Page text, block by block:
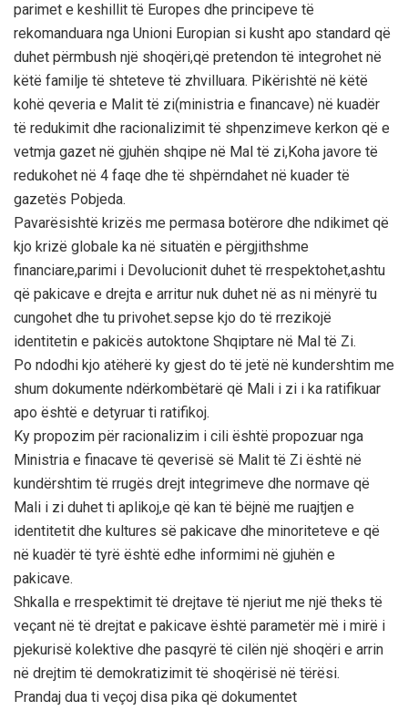
parimet e keshillit të Europes dhe principeve të
rekomanduara nga Unioni Europian si kusht apo standard që
duhet përmbush një shoqëri,që pretendon të integrohet në
këtë familje të shteteve të zhvilluara. Pikërishtë në këtë
kohë qeveria e Malit të zi(ministria e financave) në kuadër
të redukimit dhe racionalizimit të shpenzimeve kerkon që e
vetmja gazet në gjuhën shqipe në Mal të zi,Koha javore të
redukohet në 4 faqe dhe të shpërndahet në kuader të
gazetës Pobjeda.
Pavarësishtë krizës me permasa botërore dhe ndikimet që
kjo krizë globale ka në situatën e përgjithshme
financiare,parimi i Devolucionit duhet të rrespektohet,ashtu
që pakicave e drejta e arritur nuk duhet në as ni mënyrë tu
cungohet dhe tu privohet.sepse kjo do të rrezikojë
identitetin e pakicës autoktone Shqiptare në Mal të Zi.
Po ndodhi kjo atëherë ky gjest do të jetë në kundershtim me
shum dokumente ndërkombëtarë që Mali i zi i ka ratifikuar
apo është e detyruar ti ratifikoj.
Ky propozim për racionalizim i cili është propozuar nga
Ministria e finacave të qeverisë së Malit të Zi është në
kundërshtim të rrugës drejt integrimeve dhe normave që
Mali i zi duhet ti aplikoj,e që kan të bëjnë me ruajtjen e
identitetit dhe kultures së pakicave dhe minoriteteve e që
në kuadër të tyrë është edhe informimi në gjuhën e
pakicave.
Shkalla e rrespektimit të drejtave të njeriut me një theks të
veçant në të drejtat e pakicave është parametër më i mirë i
pjekurisë kolektive dhe pasqyrë të cilën një shoqëri e arrin
në drejtim të demokratizimit të shoqërisë në tërësi.
Prandaj dua ti veçoj disa pika që dokumentet